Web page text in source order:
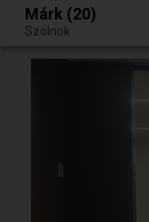
Egy jó randiból bármi lehet.
Márk (20)
Szolnok